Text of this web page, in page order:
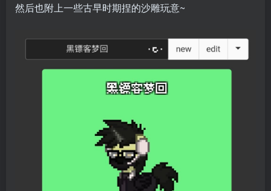
然后也附上一些古早时期捏的沙雕玩意~